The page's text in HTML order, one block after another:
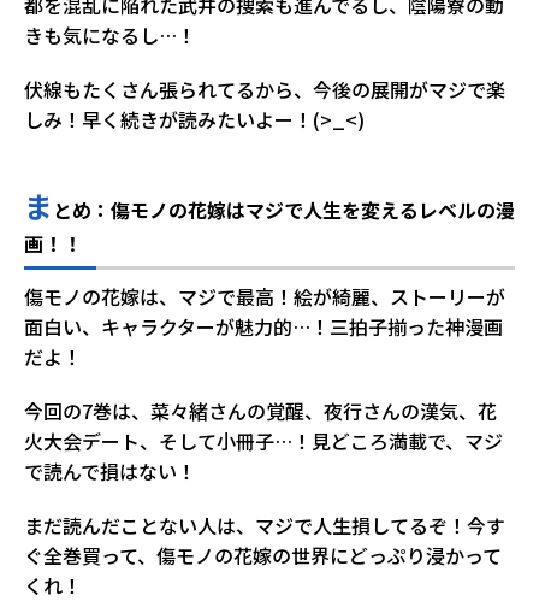
きも気になるし…！
伏線もたくさん張られてるから、今後の展開がマジで楽
しみ！早く続きが読みたいよー！(>_<)
ま とめ：傷モノの花嫁はマジで人生を変えるレベルの漫
画！！
傷モノの花嫁は、マジで最高！絵が綺麗、ストーリーが
面白い、キャラクターが魅力的…！三拍子揃った神漫画
だよ！
今回の7巻は、菜々緒さんの覚醒、夜行さんの漢気、花
火大会デート、そして小冊子…！見どころ満載で、マジ
で読んで損はない！
まだ読んだことない人は、マジで人生損してるぞ！今す
ぐ全巻買って、傷モノの花嫁の世界にどっぷり浸かって
くれ！